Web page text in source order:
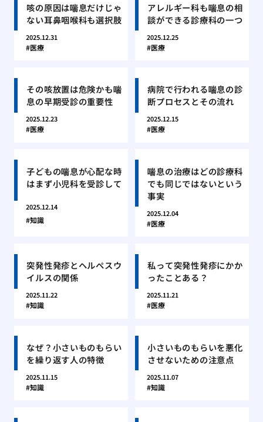
咳の原因は喘息だけじゃ
ない耳鼻咽喉科も選択肢
2025.12.31
医療
アレルギー科も喘息の相
談ができる診療科の一つ
2025.12.25
医療
その咳放置は危険かも喘
息の早期受診の重要性
2025.12.23
医療
病院で行われる喘息の診
断プロセスとその流れ
2025.12.15
医療
子どもの喘息が心配な時
はまず小児科を受診して
2025.12.14
知識
喘息の治療はどの診療科
でも同じではないという
事実
2025.12.04
医療
突発性発疹とヘルペスウ
イルスの関係
2025.11.22
知識
私って突発性発疹にかか
ったことある？
2025.11.21
医療
なぜ？小さいものもらい
を繰り返す人の特徴
2025.11.15
知識
小さいものもらいを悪化
させないための注意点
2025.11.07
知識